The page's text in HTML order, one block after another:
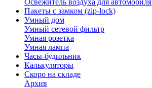
Освежитель воздуха для автомобиля
Пакеты с замком (zip-lock)
Умный дом
Умный сетевой фильтр
Умная розетка
Умная лампа
Часы-будильник
Калькуляторы
Скоро на складе
Архив